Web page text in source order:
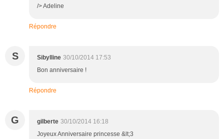
/> Adeline
Répondre
S Sibylline 30/10/2014 17:53
Bon anniversaire !
Répondre
G gilberte 30/10/2014 16:18
Joyeux Anniversaire princesse &lt;3